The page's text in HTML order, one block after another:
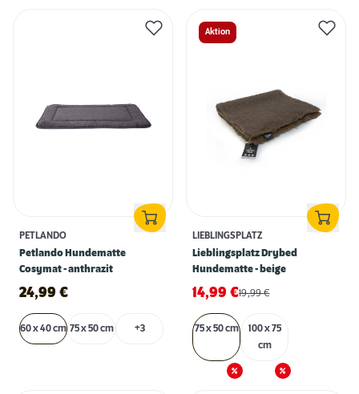
PETLANDO
Petlando Hundematte
Cosymat - anthrazit
24,99 €
60 x 40 cm 75 x 50 cm +3
Aktion
LIEBLINGSPLATZ
Lieblingsplatz Drybed
Hundematte - beige
14,99 €19,99€
75 x 50 cm
100 x 75
cm